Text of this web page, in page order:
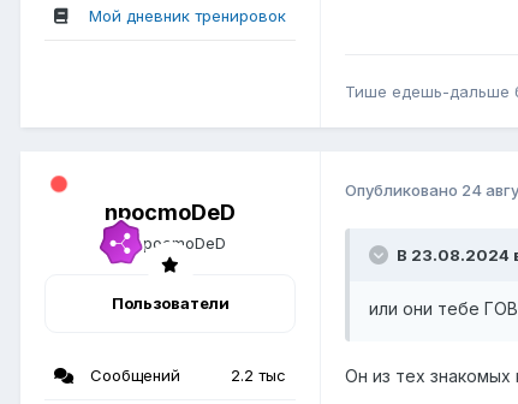
Мой дневник тренировок
Тише едешь-дальше
npocmoDeD
Пользователи
Сообщений 2.2 тыс
Опубликовано 24
В 23.08.2024
или они тебе
Он из тех знакомых